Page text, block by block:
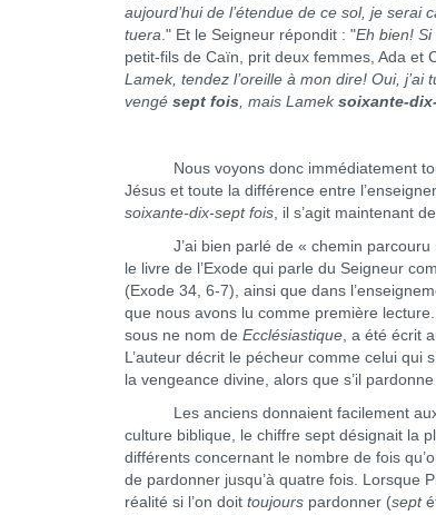
aujourd’hui de l’étendue de ce sol, je
tuera." Et le Seigneur répondit : "Eh bien! Si
petit-fils de Caïn, prit deux femmes, Ada et
Lamek, tendez l’oreille à mon dire! Oui,
vengé sept fois, mais Lamek soixante-
Nous voyons donc immédiatement tout
Jésus et toute la différence entre
soixante-dix-sept fois, il s’agit maintenant
J’ai bien parlé de « chemin parcouru ».
le livre de l’Exode qui parle du Seigneur
(Exode 34, 6-7), ainsi que dans
que nous avons lu comme première
sous ne nom de Ecclésiastique, a été écrit
L’auteur décrit le pécheur comme celui qui
la vengeance divine, alors que s’il
Les anciens donnaient facilement aux
culture biblique, le chiffre sept désignait la
différents concernant le nombre de fois
de pardonner jusqu’à quatre fois. Lorsque
réalité si l’on doit toujours pardonner (sept